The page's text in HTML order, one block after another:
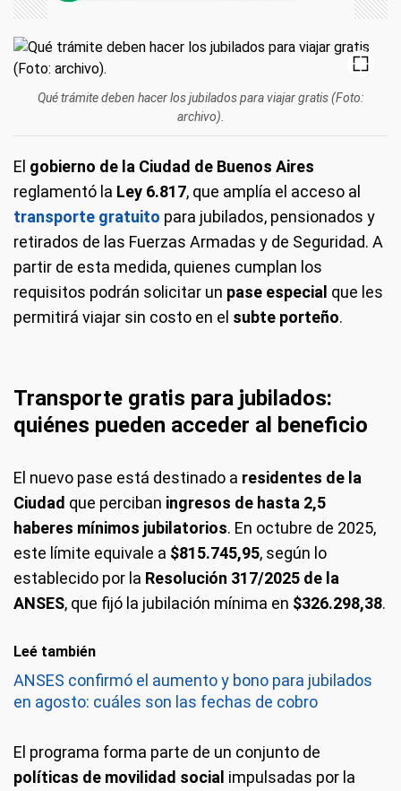
Qué trámite deben hacer los jubilados para viajar gratis (Foto:
archivo).
El gobierno de la Ciudad de Buenos Aires
reglamentó la Ley 6.817, que amplía el acceso al
transporte gratuito para jubilados, pensionados y
retirados de las Fuerzas Armadas y de Seguridad. A
partir de esta medida, quienes cumplan los
requisitos podrán solicitar un pase especial que les
permitirá viajar sin costo en el subte porteño.
Transporte gratis para jubilados:
quiénes pueden acceder al beneficio
El nuevo pase está destinado a residentes de la
Ciudad que perciban ingresos de hasta 2,5
haberes mínimos jubilatorios. En octubre de 2025,
este límite equivale a $815.745,95, según lo
establecido por la Resolución 317/2025 de la
ANSES, que fijó la jubilación mínima en $326.298,38.
Leé también
ANSES confirmó el aumento y bono para jubilados
en agosto: cuáles son las fechas de cobro
El programa forma parte de un conjunto de
políticas de movilidad social impulsadas por la